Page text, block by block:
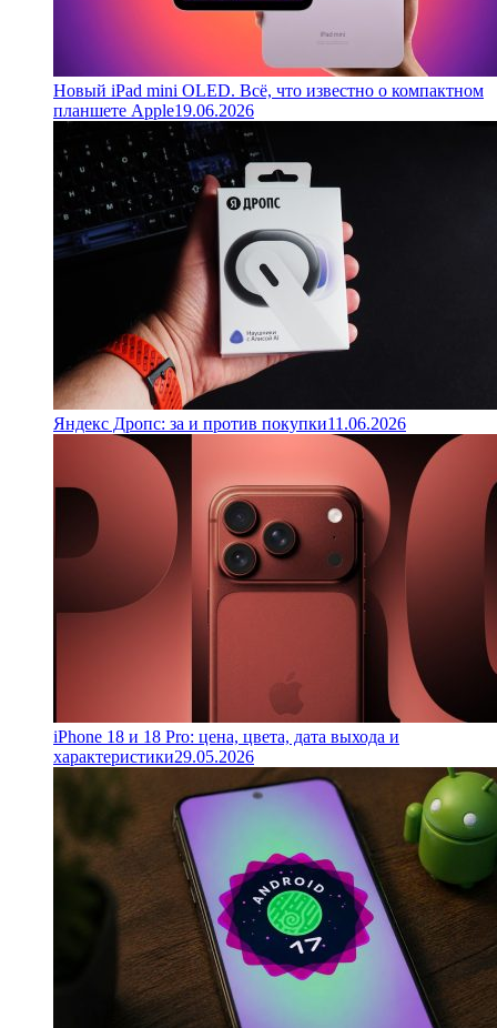
Новый iPad mini OLED. Всё, что известно о компактном
планшете Apple19.06.2026
Яндекс Дропс: за и против покупки11.06.2026
iPhone 18 и 18 Pro: цена, цвета, дата выхода и
характеристики29.05.2026